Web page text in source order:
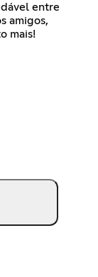
entre
amigos,
mais!